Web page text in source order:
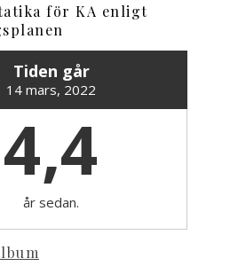
för KA enligt
Tiden går
14 mars, 2022
4,4
år sedan.